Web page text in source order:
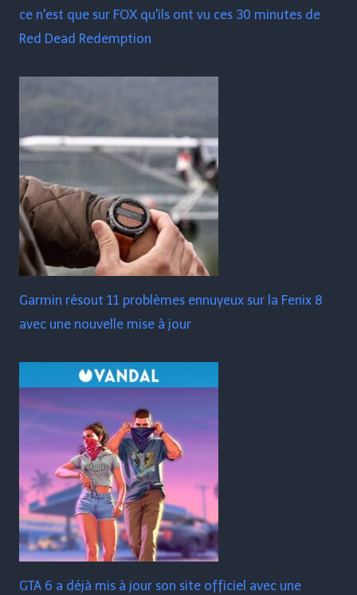
ce n'est que sur FOX qu'ils ont vu ces 30 minutes de
Red Dead Redemption
Garmin résout 11 problèmes ennuyeux sur la Fenix ​​​​8
avec une nouvelle mise à jour
GTA 6 a déjà mis à jour son site officiel avec une